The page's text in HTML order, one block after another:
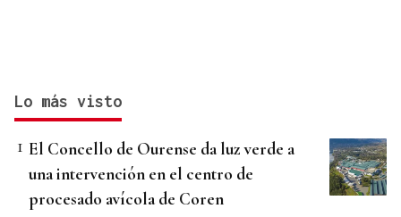
Lo más visto
El Concello de Ourense da luz verde a
una intervención en el centro de
procesado avícola de Coren